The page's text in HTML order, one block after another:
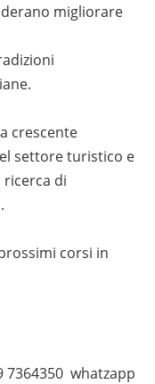
migliorare
crescente
settore turistico e
di
corsi in
7364350 whatzapp